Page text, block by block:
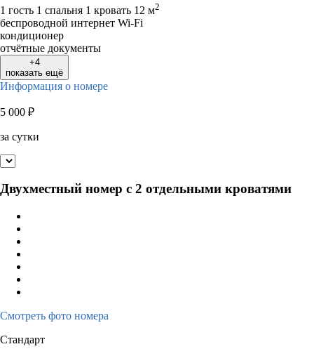
1 гость 1 спальня 1 кровать 12 м2
беспроводной интернет Wi-Fi
кондиционер
отчётные документы
+4
показать ещё
Информация о номере
5 000 ₽
за сутки
Двухместный номер с 2 отдельными кроватями
Смотреть фото номера
Стандарт